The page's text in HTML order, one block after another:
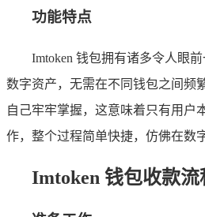
功能特点
Imtoken 钱包拥有诸多令人眼
数字资产，无需在不同钱包之间频
自己牢牢掌握，这意味着只有用户
作，整个过程简单快捷，仿佛在数
Imtoken 钱包收款流